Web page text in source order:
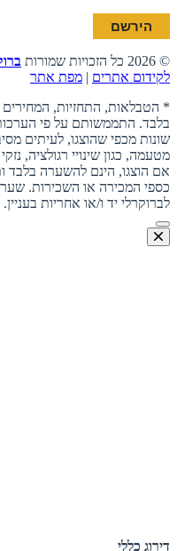
© 2026 כל הזכויות שמורות
לקידום אתרים | מפת אתר
* הטבלאות, התחזיות, המחירים
בלבד. התממשותם על פי
שונות מכפי שהוצגו, לעיתים
מטעמה, כגון שינויי רגולציה,
אם הוצגו, הינם להשערה בלבד
כספי המכירה או השכירות.
לברוקרלי יד ו/או אחריות בעניין.
דירוג כללי